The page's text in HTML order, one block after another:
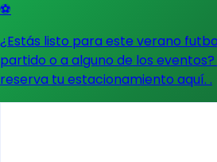
⚽
¿Estás listo para este verano
partido o a alguno de los eventos?
reserva tu estacionamiento aquí. .